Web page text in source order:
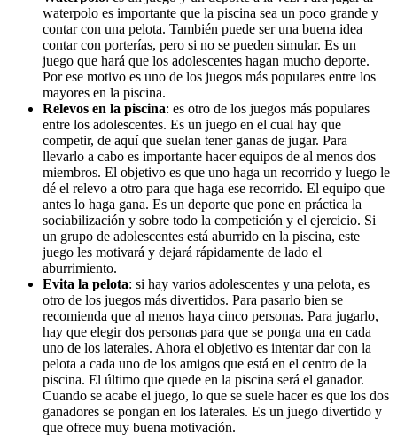
waterpolo es importante que la piscina sea un poco grande y
contar con una pelota. También puede ser una buena idea
contar con porterías, pero si no se pueden simular. Es un
juego que hará que los adolescentes hagan mucho deporte.
Por ese motivo es uno de los juegos más populares entre los
mayores en la piscina.
Relevos en la piscina: es otro de los juegos más populares
entre los adolescentes. Es un juego en el cual hay que
competir, de aquí que suelan tener ganas de jugar. Para
llevarlo a cabo es importante hacer equipos de al menos dos
miembros. El objetivo es que uno haga un recorrido y luego le
dé el relevo a otro para que haga ese recorrido. El equipo que
antes lo haga gana. Es un deporte que pone en práctica la
sociabilización y sobre todo la competición y el ejercicio. Si
un grupo de adolescentes está aburrido en la piscina, este
juego les motivará y dejará rápidamente de lado el
aburrimiento.
Evita la pelota: si hay varios adolescentes y una pelota, es
otro de los juegos más divertidos. Para pasarlo bien se
recomienda que al menos haya cinco personas. Para jugarlo,
hay que elegir dos personas para que se ponga una en cada
uno de los laterales. Ahora el objetivo es intentar dar con la
pelota a cada uno de los amigos que está en el centro de la
piscina. El último que quede en la piscina será el ganador.
Cuando se acabe el juego, lo que se suele hacer es que los dos
ganadores se pongan en los laterales. Es un juego divertido y
que ofrece muy buena motivación.